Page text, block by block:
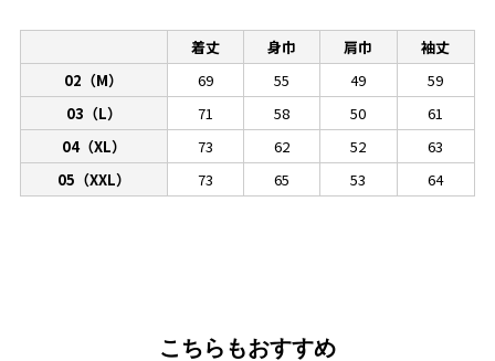
着丈 身巾 肩巾
袖丈
02（M）
69 55 49
59
03（L）
71 58 50
61
04（XL）
73 62 52
63
05（XXL）
73 65 53 64
こちらもおすすめ